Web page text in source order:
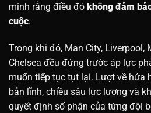
minh rằng điều đó không đảm
cuộc.
Trong khi đó, Man City, Liverpool,
Chelsea đều đứng trước áp lực
muốn tiếp tục tụt lại. Lượt về hứa
bản lĩnh, chiều sâu lực lượng và
quyết định số phận của từng đội